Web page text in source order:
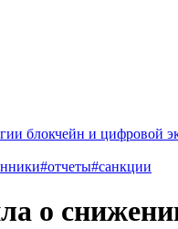
блокчейн и цифровой
#отчеты#санкции
о